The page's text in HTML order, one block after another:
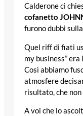
Calderone ci
cofanetto
furono dubbi
Quel riff di fiati
my business”
Così abbiamo
atmosfere
risultato, che
A voi che lo